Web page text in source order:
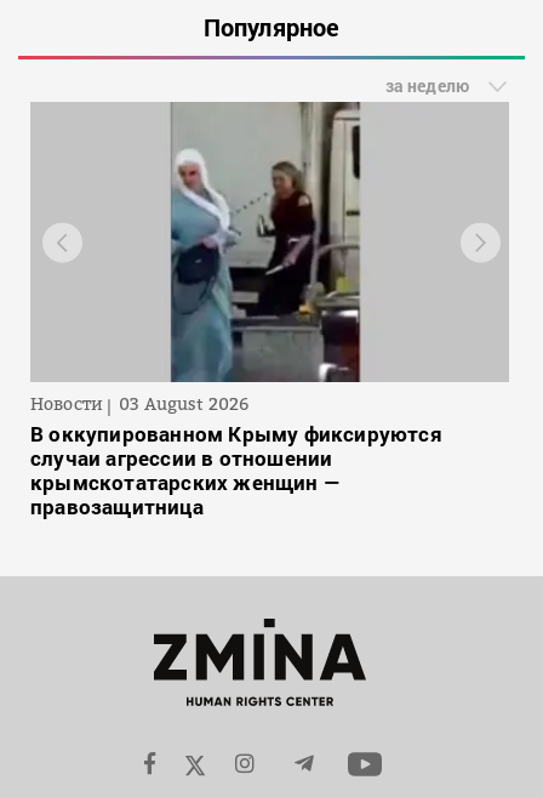
Популярное
за неделю
Новости 03 August 2026
В оккупированном Крыму фиксируются
случаи агрессии в отношении
крымскотатарских женщин —
правозащитница